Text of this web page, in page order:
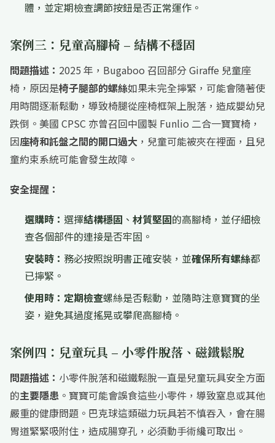
體，並定期檢查調節按鈕是否正常運作。
案例三：兒童高腳椅 – 結構不穩固
問題描述： 2025 年，Bugaboo 召回部分 Giraffe 兒童座
椅，原因是椅子腿部的螺絲如果未完全擰緊，可能會隨著使
用時間逐漸鬆動，導致椅腿從座椅框架上脫落，造成嬰幼兒
跌倒。美國 CPSC 亦曾召回中國製 Funlio 二合一寶寶椅，
因座椅和託盤之間的開口過大 ，兒童可能被夾在裡面，且兒
童約束系統可能會發生故障。
安全提醒：
選購時： 選擇結構穩固 、 材質堅固的高腳椅，並仔細檢
查各個部件的連接是否牢固。
安裝時： 務必按照說明書正確安裝，並確保所有螺絲都
已擰緊。
使用時： 定期檢查螺絲是否鬆動，並隨時注意寶寶的坐
姿，避免其過度搖晃或攀爬高腳椅。
案例四：兒童玩具 – 小零件脫落、磁鐵鬆脫
問題描述： 小零件脫落和磁鐵鬆脫一直是兒童玩具安全方面
的主要隱患 。寶寶可能會誤食這些小零件，導致窒息或其他
嚴重的健康問題。巴克球這類磁力玩具若不慎吞入，會在腸
胃道緊緊吸附住，造成腸穿孔，必須動手術纔可取出。